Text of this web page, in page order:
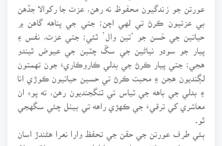
عورتن جو زندگيون محفوظ نه رهن، عزت جا رکوالا جڏهن
بي عزتيون ڪرڻ تي لهي اچن؛ جتي جي پناهه گاهن ۾
حياتين جي حُسن جو ‘تين وال’ ٿئي؛ جتي عزت، نفس ۽
پيار جو سودو نياڻين جي سڱ چٽين جي عيوض ٿيندو
هجي؛ جتي پيار ڪرڻ جي بدلي ڪاروڪاريءَ جون تهمتون
لڳنديون هجن ۽ محبت ڪرڻ تي حسين حياتيون ڪوڙي انا
۽ بدلي جي باهه جي ٽياس تي ٽنگجنديون رهن، ته پوءِ ان
معاشري کي ترقيءَ جي ڪهڙي راهه تي بيٺل چئي سگهجي
ٿو.
ٻئي طرف عورتن جي حقن جي تحفظ وارا نعرا هڻندڙ اسان
جي سول سوسائٽيءَ جا ميمبر ادارا، عورتن جي ڀلائيءَ لاءِ